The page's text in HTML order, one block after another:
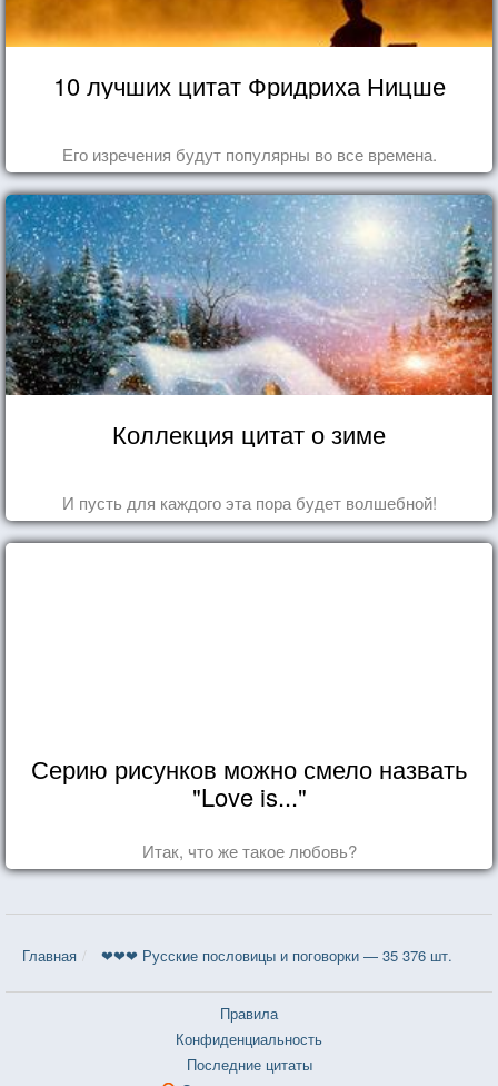
10 лучших цитат Фридриха Ницше
Его изречения будут популярны во все времена.
Коллекция цитат о зиме
И пусть для каждого эта пора будет волшебной!
Серию рисунков можно смело назвать
"Love is..."
Итак, что же такое любовь?
Главная ❤❤❤ Русские пословицы и поговорки — 35 376 шт.
Правила
Конфиденциальность
Последние цитаты